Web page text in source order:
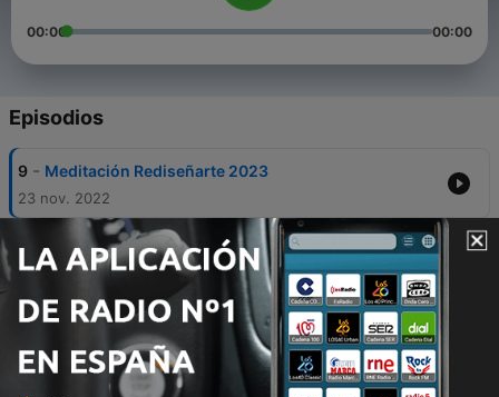
00:00 00:00
Episodios
9 - Meditación Rediseñarte 2023
23 nov. 2022
Heridas de la Infancia
22 nov. 2022
- Meditación eclipse de Luna llena en Geminis
Ejercicio para entrar en conexión con la mente